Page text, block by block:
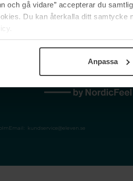
och gå vidare” accepterar du
Du kan återkalla ditt
Anpassa
Email: kundservice@eleven.se